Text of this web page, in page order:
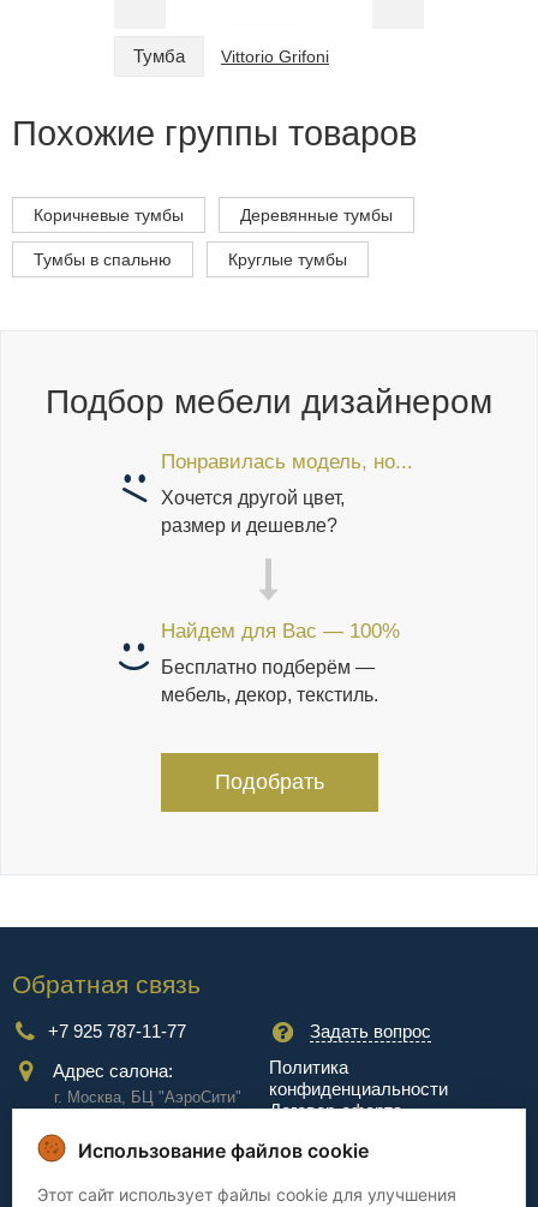
Тумба Vittorio Grifoni
Похожие группы товаров
Коричневые тумбы Деревянные тумбы
Тумбы в спальню Круглые тумбы
Подбор мебели дизайнером
Понравилась модель, но...
Хочется другой цвет,
размер и дешевле?
Найдем для Вас — 100%
Бесплатно подберём —
мебель, декор, текстиль.
Подобрать
Обратная связь
+7 925 787-11-77
Задать вопрос
Адрес салона:
г. Москва, БЦ "АэроCити"
Куркинское ш., стр.2, 17
этаж
Политика
конфиденциальности
Договор-оферта
Сервис
Использование файлов cookie
Этот сайт использует файлы cookie для улучшения